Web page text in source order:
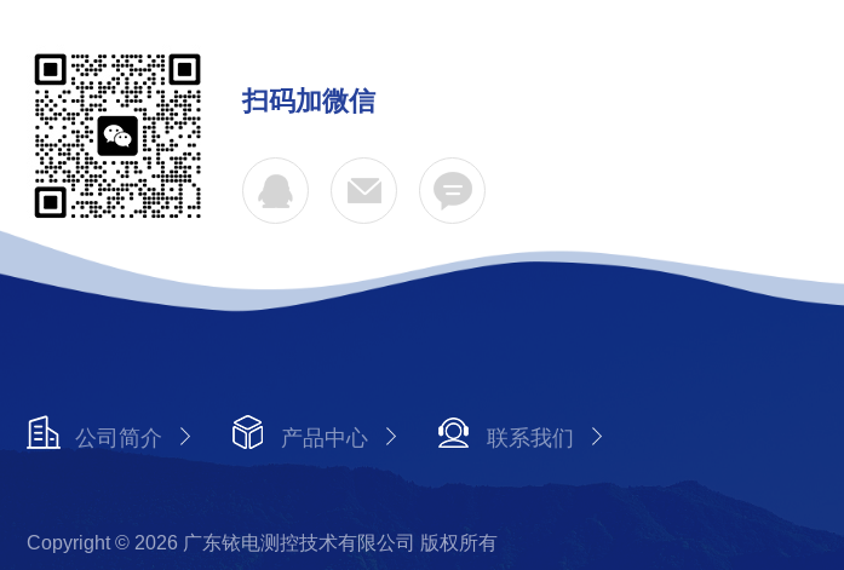
扫码加微信
公司简介 产品中心 联系我们
Copyright © 2026 广东铱电测控技术有限公司 版权所有